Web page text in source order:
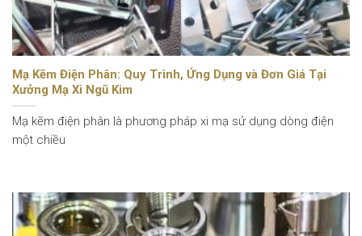
Mạ Kẽm Điện Phân: Quy Trình, Ứng Dụng và Đơn Giá Tại
Xưởng Mạ Xi Ngũ Kim
Mạ kẽm điện phân là phương pháp xi mạ sử dụng dòng điện
một chiều